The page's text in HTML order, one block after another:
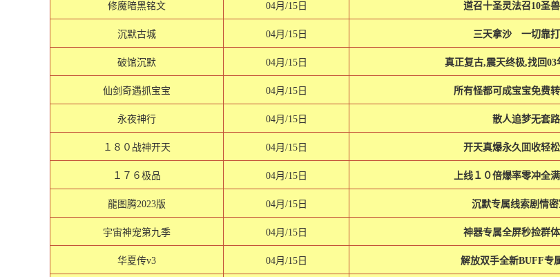
修魔暗黑铭文 04月/15日 道召十圣灵法召10圣
沉默古城 04月/15日 三天拿沙 一切靠
破馆沉默 04月/15日 真正复古,震天终极,找回03
仙剑奇遇抓宝宝 04月/15日 所有怪都可成宝宝免费
永夜神行 04月/15日 散人追梦无套
１８０战神开天 04月/15日 开天真爆永久囬收轻松
１７６极品 04月/15日 上线１０倍爆率零冲全
龍图腾2023版 04月/15日 沉默专属线索剧情
宇宙神宠第九季 04月/15日 神器专属全屏秒捡群
华夏传v3 04月/15日 解放双手全新BUFF专